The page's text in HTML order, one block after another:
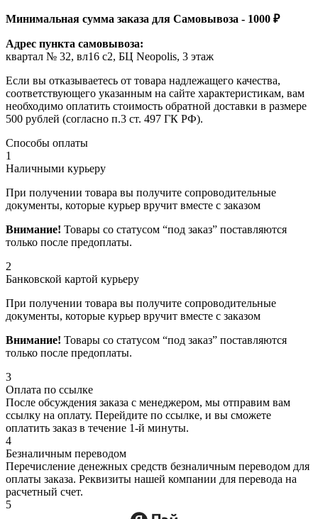
Минимальная сумма заказа для Самовывоза - 1000 ₽
Адрес пункта самовывоза:
квартал № 32, вл16 с2, БЦ Neopolis, 3 этаж
Если вы отказываетесь от товара надлежащего качества,
соответствующего указанным на сайте характеристикам, вам
необходимо оплатить стоимость обратной доставки в размере
500 рублей (согласно п.3 ст. 497 ГК РФ).
Способы оплаты
1
Наличными курьеру
При получении товара вы получите сопроводительные
документы, которые курьер вручит вместе с заказом
Внимание! Товары со статусом “под заказ” поставляются
только после предоплаты.
2
Банковской картой курьеру
При получении товара вы получите сопроводительные
документы, которые курьер вручит вместе с заказом
Внимание! Товары со статусом “под заказ” поставляются
только после предоплаты.
3
Оплата по ссылке
После обсуждения заказа с менеджером, мы отправим вам
ссылку на оплату. Перейдите по ссылке, и вы сможете
оплатить заказ в течение 1-й минуты.
4
Безналичным переводом
Перечисление денежных средств безналичным переводом для
оплаты заказа. Реквизиты нашей компании для перевода на
расчетный счет.
5